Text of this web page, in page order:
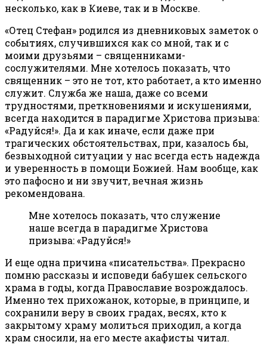
несколько, как в Киеве, так и в Москве.
«Отец Стефан» родился из дневниковых заметок о
событиях, случившихся как со мной, так и с
моими друзьями – священниками-
сослужителями. Мне хотелось показать, что
священник – это не тот, кто работает, а кто именно
служит. Служба же наша, даже со всеми
трудностями, преткновениями и искушениями,
всегда находится в парадигме Христова призыва:
«Радуйся!». Да и как иначе, если даже при
трагических обстоятельствах, при, казалось бы,
безвыходной ситуации у нас всегда есть надежда
и уверенность в помощи Божией. Нам вообще, как
это пафосно и ни звучит, вечная жизнь
рекомендована.
Мне хотелось показать, что служение
наше всегда в парадигме Христова
призыва: «Радуйся!»
И еще одна причина «писательства». Прекрасно
помню рассказы и исповеди бабушек сельского
храма в годы, когда Православие возрождалось.
Именно тех прихожанок, которые, в принципе, и
сохранили веру в своих градах, весях, кто к
закрытому храму молиться приходил, а когда
храм сносили, на его месте акафисты читал.